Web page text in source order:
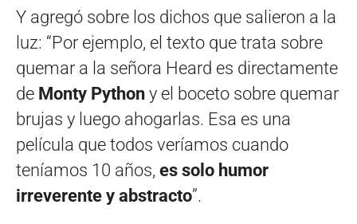
Y agregó sobre los dichos que salieron a la
luz: “Por ejemplo, el texto que trata sobre
quemar a la señora Heard es directamente
de Monty Python y el boceto sobre quemar
brujas y luego ahogarlas. Esa es una
película que todos veríamos cuando
teníamos 10 años, es solo humor
irreverente y abstracto”.